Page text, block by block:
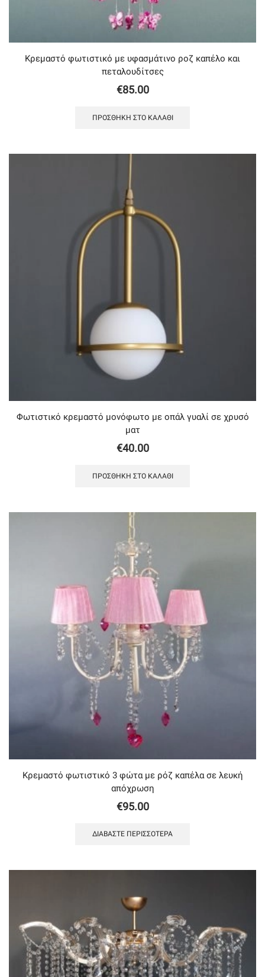
Κρεμαστό φωτιστικό με υφασμάτινο ροζ καπέλο και
πεταλουδίτσες
€85.00
ΠΡΟΣΘΉΚΗ ΣΤΟ ΚΑΛΆΘΙ
Φωτιστικό κρεμαστό μονόφωτο με οπάλ γυαλί σε χρυσό
ματ
€40.00
ΠΡΟΣΘΉΚΗ ΣΤΟ ΚΑΛΆΘΙ
Κρεμαστό φωτιστικό 3 φώτα με ρόζ καπέλα σε λευκή
απόχρωση
€95.00
ΔΙΑΒΆΣΤΕ ΠΕΡΙΣΣΌΤΕΡΑ